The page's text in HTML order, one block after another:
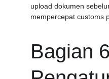
upload dokumen
mempercepat customs
Bagian